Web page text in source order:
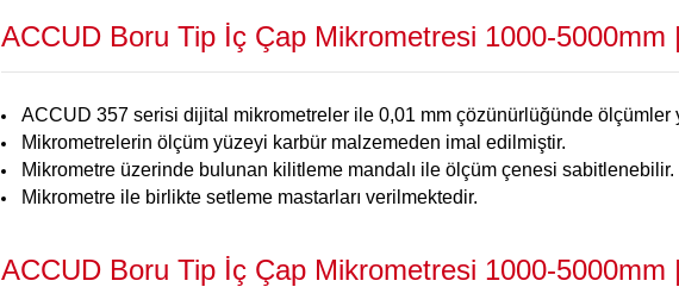
ACCUD Boru Tip İç Çap Mikrometresi 1000-5000mm
ACCUD 357 serisi dijital mikrometreler ile 0,01 mm çözünürlüğünde ölçümler
Mikrometrelerin ölçüm yüzeyi karbür malzemeden imal edilmiştir.
Mikrometre üzerinde bulunan kilitleme mandalı ile ölçüm çenesi sabitlenebilir.
Mikrometre ile birlikte setleme mastarları verilmektedir.
ACCUD Boru Tip İç Çap Mikrometresi 1000-5000mm